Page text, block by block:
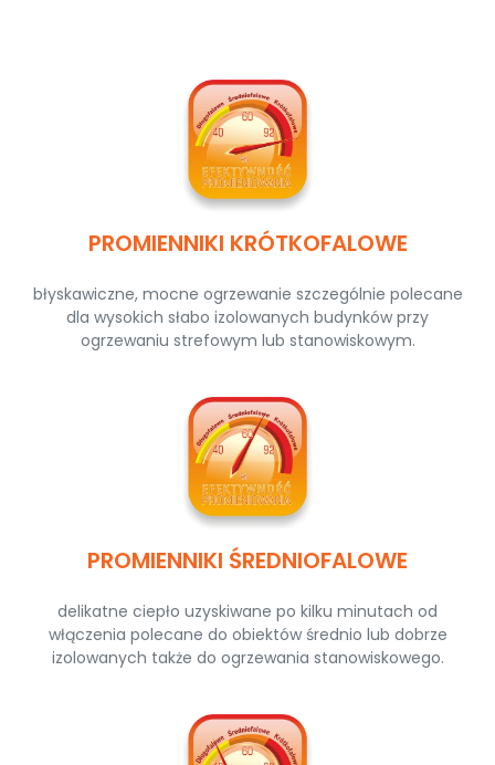
PROMIENNIKI KRÓTKOFALOWE
błyskawiczne, mocne ogrzewanie szczególnie polecane
dla wysokich słabo izolowanych budynków przy
ogrzewaniu strefowym lub stanowiskowym.
PROMIENNIKI ŚREDNIOFALOWE
delikatne ciepło uzyskiwane po kilku minutach od
włączenia polecane do obiektów średnio lub dobrze
izolowanych także do ogrzewania stanowiskowego.